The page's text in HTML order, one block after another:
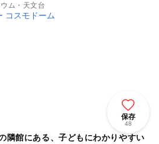
ム・天文台
保存
48
隣館にある、子どもにわかりやすい